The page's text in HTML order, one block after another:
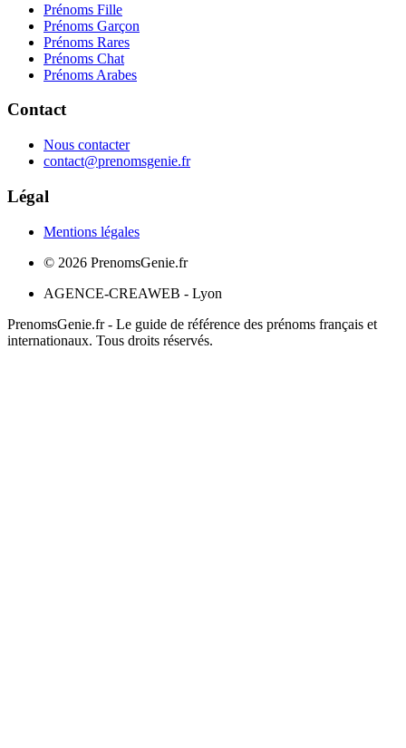
Prénoms Fille
Prénoms Garçon
Prénoms Rares
Prénoms Chat
Prénoms Arabes
Contact
Nous contacter
contact@prenomsgenie.fr
Légal
Mentions légales
© 2026 PrenomsGenie.fr
AGENCE-CREAWEB - Lyon
PrenomsGenie.fr - Le guide de référence des prénoms français et
internationaux. Tous droits réservés.